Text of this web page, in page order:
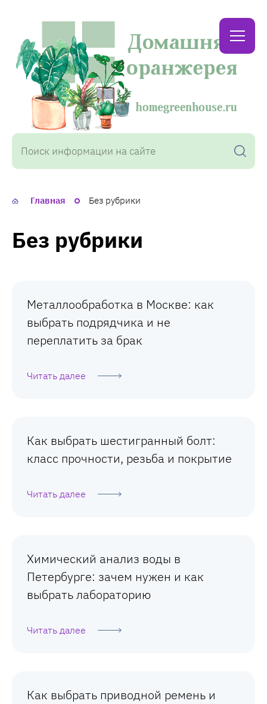
Домашняя
оранжерея
Главная Без рубрики
Без рубрики
Металлообработка в Москве: как
выбрать подрядчика и не
переплатить за брак
Читать далее
Как выбрать шестигранный болт:
класс прочности, резьба и покрытие
Читать далее
Химический анализ воды в
Петербурге: зачем нужен и как
выбрать лабораторию
Читать далее
Как выбрать приводной ремень и